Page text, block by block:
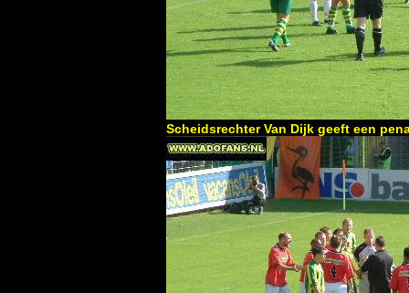
Scheidsrechter Van Dijk geeft een